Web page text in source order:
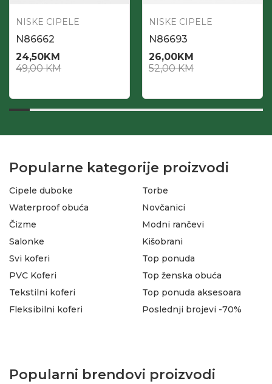
NISKE CIPELE
N86662
24,50KM
49,00KM
NISKE CIPELE
N86693
26,00KM
52,00KM
Popularne kategorije proizvodi
Cipele duboke
Waterproof obuća
Čizme
Salonke
Torbe
Novčanici
Modni rančevi
Kišobrani
Svi koferi
PVC Koferi
Tekstilni koferi
Fleksibilni koferi
Top ponuda
Top ženska obuća
Top ponuda aksesoara
Poslednji brojevi -70%
Popularni brendovi proizvodi